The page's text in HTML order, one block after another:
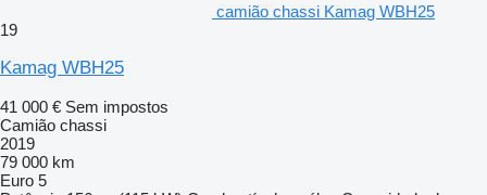
camião chassi Kamag WBH25
19
Kamag WBH25
41 000 € Sem impostos
Camião chassi
2019
79 000 km
Euro 5